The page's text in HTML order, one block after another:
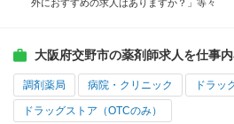
外におすすめの求人はありますか？」等々
大阪府交野市の薬剤師求人を仕事
調剤薬局 病院・クリニック ドラッ
ドラッグストア（OTCのみ）